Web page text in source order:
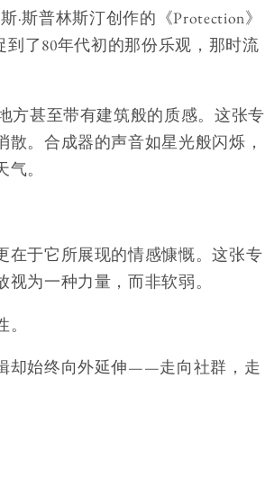
·斯普林斯汀创作的《Protection》
了80年代初的那份乐观，那时流
甚至带有建筑般的质感。这张专
。合成器的声音如星光般闪烁，
。
在于它所展现的情感慷慨。这张专
为一种力量，而非软弱。
却始终向外延伸——走向社群，走